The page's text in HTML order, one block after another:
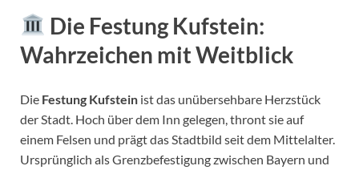
Die Festung Kufstein:
Wahrzeichen mit Weitblick
Die Festung Kufstein ist das unübersehbare Herzstück
der Stadt. Hoch über dem Inn gelegen, thront sie auf
einem Felsen und prägt das Stadtbild seit dem Mittelalter.
Ursprünglich als Grenzbefestigung zwischen Bayern und